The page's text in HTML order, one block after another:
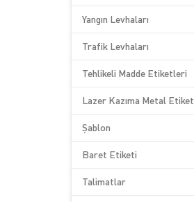
Yangın Levhaları
Trafik Levhaları
Tehlikeli Madde Etiketleri
Lazer Kazıma Metal Etiket
Şablon
Baret Etiketi
Talimatlar